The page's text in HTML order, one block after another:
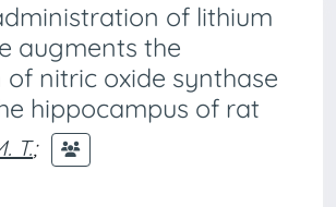
of lithium
augments the
of nitric oxide synthase
hippocampus of rat
T.;